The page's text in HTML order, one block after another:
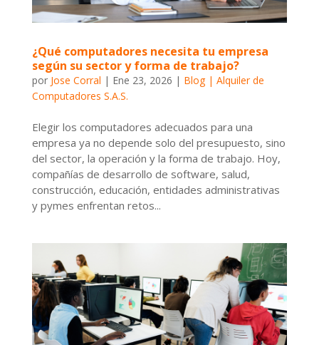
¿Qué computadores necesita tu empresa
según su sector y forma de trabajo?
por Jose Corral | Ene 23, 2026 | Blog | Alquiler de
Computadores S.A.S.
Elegir los computadores adecuados para una
empresa ya no depende solo del presupuesto, sino
del sector, la operación y la forma de trabajo. Hoy,
compañías de desarrollo de software, salud,
construcción, educación, entidades administrativas
y pymes enfrentan retos...